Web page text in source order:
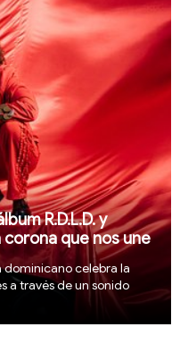
R.D.L.D. y
que nos une
dominicano celebra la
a través de un sonido